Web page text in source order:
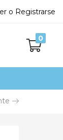
o Registrarse
0